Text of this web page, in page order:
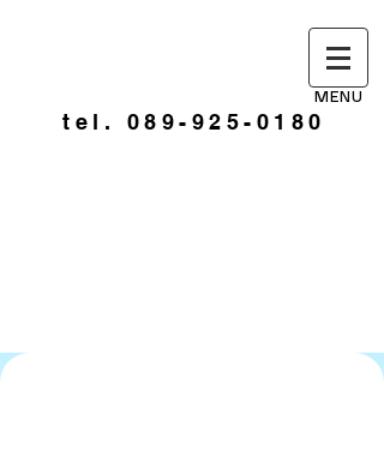
MENU
tel. 089-925-0180